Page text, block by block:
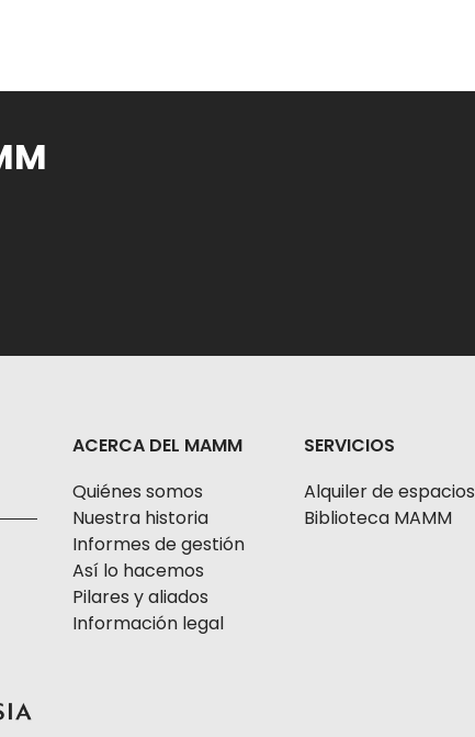
ACERCA DEL MAMM
Quiénes somos
Nuestra historia
Informes de gestión
Así lo hacemos
Pilares y aliados
Información legal
SERVICIOS
Alquiler de espacios
Biblioteca MAMM